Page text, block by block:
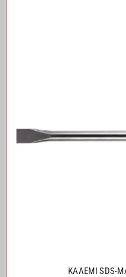
ΚΑΛΕΜΙ SDS-